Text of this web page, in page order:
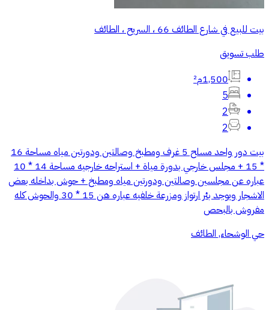
بيت للبيع في شارع الطائف 66 ، السريح ، الطائف
طلب تسويق
1,500م²
5
2
2
بيت دور واحد مسلح 5 غرف ومطبخ وصالتين ودورتين مياه مساحة 16
* 15 + مجلس خارجي بدورة مياة + استراحه خارجيه مساحة 14 * 10
عباره عن مجلسين وصالتين ودورتين مياه ومطبخ + حوش بداخله بعض
الاشجار ويوجد بئر ارتواز ومزرعة خلفيه عباره هن 15 * 30 والحوش كله
مفروش بالبحص
حي الوشحاء, الطائف